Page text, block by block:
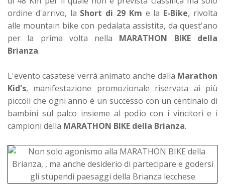
ordine d'arrivo, la Short di 29 Km e la E-Bike, rivolta
alle mountain bike con pedalata assistita, da quest'ano
per la prima volta nella MARATHON BIKE della
Brianza.
L'evento casatese verrà animato anche dalla Marathon
Kid's, manifestazione promozionale riservata ai più
piccoli che ogni anno è un successo con un centinaio di
bambini sul palco insieme al podio con i vincitori e i
campioni della MARATHON BIKE della Brianza.